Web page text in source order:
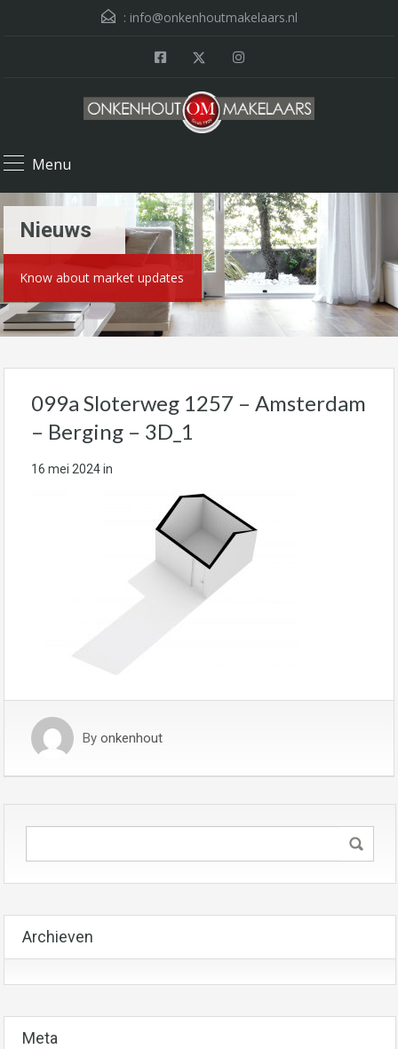
: info@onkenhoutmakelaars.nl
Menu
Nieuws
Know about market updates
099a Sloterweg 1257 – Amsterdam
– Berging – 3D_1
16 mei 2024in
By onkenhout
Archieven
Meta